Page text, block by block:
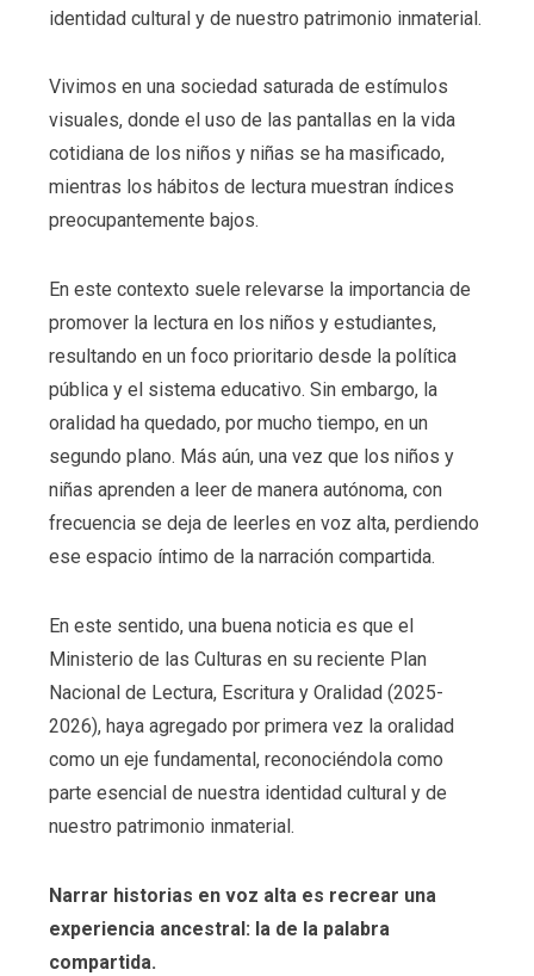
identidad cultural y de nuestro patrimonio inmaterial.
Vivimos en una sociedad saturada de estímulos
visuales, donde el uso de las pantallas en la vida
cotidiana de los niños y niñas se ha masificado,
mientras los hábitos de lectura muestran índices
preocupantemente bajos.
En este contexto suele relevarse la importancia de
promover la lectura en los niños y estudiantes,
resultando en un foco prioritario desde la política
pública y el sistema educativo. Sin embargo, la
oralidad ha quedado, por mucho tiempo, en un
segundo plano. Más aún, una vez que los niños y
niñas aprenden a leer de manera autónoma, con
frecuencia se deja de leerles en voz alta, perdiendo
ese espacio íntimo de la narración compartida.
En este sentido, una buena noticia es que el
Ministerio de las Culturas en su reciente Plan
Nacional de Lectura, Escritura y Oralidad (2025-
2026), haya agregado por primera vez la oralidad
como un eje fundamental, reconociéndola como
parte esencial de nuestra identidad cultural y de
nuestro patrimonio inmaterial.
Narrar historias en voz alta es recrear una
experiencia ancestral: la de la palabra
compartida.